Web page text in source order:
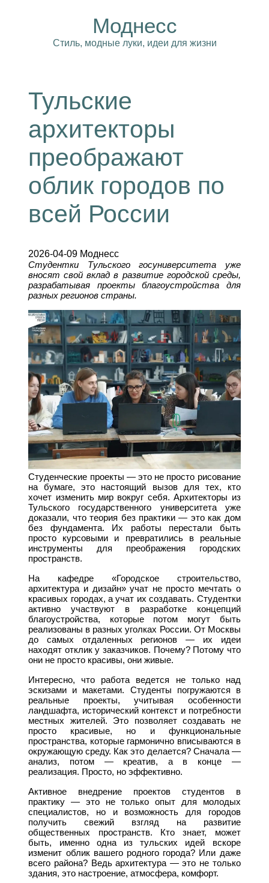
Моднесс
Стиль, модные луки, идеи для жизни
Тульские
архитекторы
преображают
облик городов по
всей России
2026-04-09 Моднесс
Студентки Тульского госуниверситета уже
вносят свой вклад в развитие городской среды,
разрабатывая проекты благоустройства для
разных регионов страны.
Студенческие проекты — это не просто рисование
на бумаге, это настоящий вызов для тех, кто
хочет изменить мир вокруг себя. Архитекторы из
Тульского государственного университета уже
доказали, что теория без практики — это как дом
без фундамента. Их работы перестали быть
просто курсовыми и превратились в реальные
инструменты для преображения городских
пространств.
На кафедре «Городское строительство,
архитектура и дизайн» учат не просто мечтать о
красивых городах, а учат их создавать. Студентки
активно участвуют в разработке концепций
благоустройства, которые потом могут быть
реализованы в разных уголках России. От Москвы
до самых отдаленных регионов — их идеи
находят отклик у заказчиков. Почему? Потому что
они не просто красивы, они живые.
Интересно, что работа ведется не только над
эскизами и макетами. Студенты погружаются в
реальные проекты, учитывая особенности
ландшафта, исторический контекст и потребности
местных жителей. Это позволяет создавать не
просто красивые, но и функциональные
пространства, которые гармонично вписываются в
окружающую среду. Как это делается? Сначала —
анализ, потом — креатив, а в конце —
реализация. Просто, но эффективно.
Активное внедрение проектов студентов в
практику — это не только опыт для молодых
специалистов, но и возможность для городов
получить свежий взгляд на развитие
общественных пространств. Кто знает, может
быть, именно одна из тульских идей вскоре
изменит облик вашего родного города? Или даже
всего района? Ведь архитектура — это не только
здания, это настроение, атмосфера, комфорт.